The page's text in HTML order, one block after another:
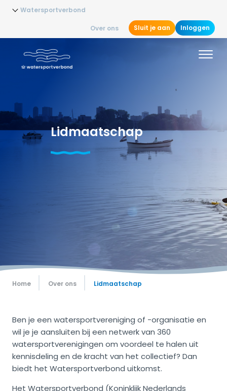
Watersportverbond
Over ons Sluit je aan Inloggen
Lidmaatschap
Home Over ons Lidmaatschap
Ben je een watersportvereniging of -organisatie en
wil je je aansluiten bij een netwerk van 360
watersportverenigingen om voordeel te halen uit
kennisdeling en de kracht van het collectief? Dan
biedt het Watersportverbond uitkomst.
Het Watersportverbond (Koninklijk Nederlands